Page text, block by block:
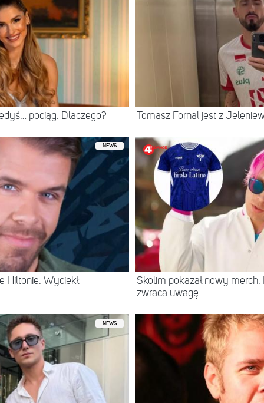
pociąg. Dlaczego? Tomasz Fornal jest z
NEWS
Hiltonie. Wyciekł
Skolim pokazał nowy
zwraca uwagę
NEWS